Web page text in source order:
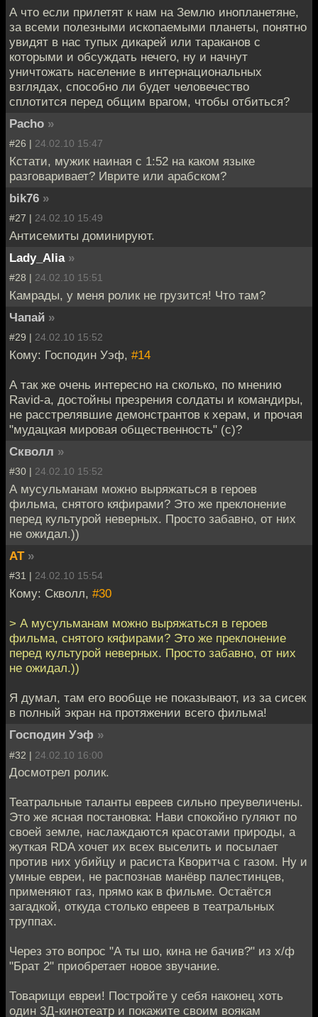
А что если прилетят к нам на Землю инопланетяне,
за всеми полезными ископаемыми планеты, понятно
увидят в нас тупых дикарей или тараканов с
которыми и обсуждать нечего, ну и начнут
уничтожать население в интернациональных
взглядах, способно ли будет человечество
сплотится перед общим врагом, чтобы отбиться?
Pacho »
#26 | 24.02.10 15:47
Кстати, мужик наиная с 1:52 на каком языке
разговаривает? Иврите или арабском?
bik76 »
#27 | 24.02.10 15:49
Антисемиты доминируют.
Lady_Alia »
#28 | 24.02.10 15:51
Камрады, у меня ролик не грузится! Что там?
Чапай »
#29 | 24.02.10 15:52
Кому: Господин Уэф, #14
А так же очень интересно на сколько, по мнению
Ravid-а, достойны презрения солдаты и командиры,
не расстрелявшие демонстрантов к херам, и прочая
"мудацкая мировая общественность" (с)?
Скволл »
#30 | 24.02.10 15:52
А мусульманам можно выряжаться в героев
фильма, снятого кяфирами? Это же преклонение
перед культурой неверных. Просто забавно, от них
не ожидал.))
AT »
#31 | 24.02.10 15:54
Кому: Скволл, #30
> А мусульманам можно выряжаться в героев
фильма, снятого кяфирами? Это же преклонение
перед культурой неверных. Просто забавно, от них
не ожидал.))
Я думал, там его вообще не показывают, из за сисек
в полный экран на протяжении всего фильма!
Господин Уэф »
#32 | 24.02.10 16:00
Досмотрел ролик.
Театральные таланты евреев сильно преувеличены.
Это же ясная постановка: Нави спокойно гуляют по
своей земле, наслаждаются красотами природы, а
жуткая RDA хочет их всех выселить и посылает
против них убийцу и расиста Кворитча с газом. Ну и
умные евреи, не распознав манёвр палестинцев,
применяют газ, прямо как в фильме. Остаётся
загадкой, откуда столько евреев в театральных
труппах.
Через это вопрос "А ты шо, кина не бачив?" из х/ф
"Брат 2" приобретает новое звучание.
Товарищи евреи! Постройте у себя наконец хоть
один 3Д-кинотеатр и покажите своим воякам